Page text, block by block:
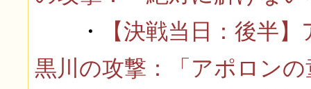
・
【決戦当日：後半
黒川の攻撃：「アポロン